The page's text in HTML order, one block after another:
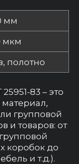
мм
мкм
полотно
83 – это
групповой
и товаров: от
коробок до
и т.д.).